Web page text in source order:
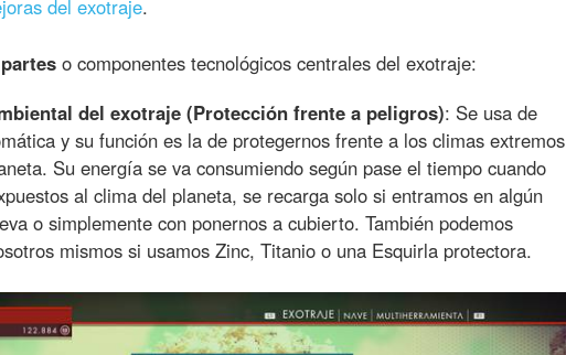
del exotraje.
o componentes tecnológicos centrales del exotraje:
del exotraje (Protección frente a peligros): Se usa de
y su función es la de protegernos frente a los climas extremos
Su energía se va consumiendo según pase el tiempo cuando
al clima del planeta, se recarga solo si entramos en algún
o simplemente con ponernos a cubierto. También podemos
mismos si usamos Zinc, Titanio o una Esquirla protectora.